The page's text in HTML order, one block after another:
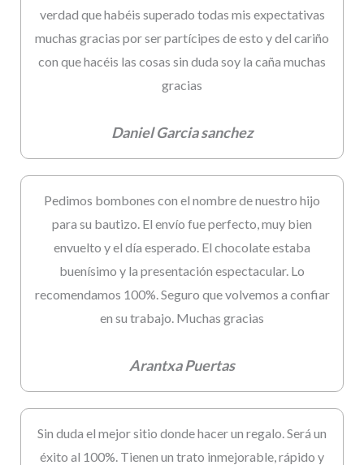
verdad que habéis superado todas mis expectativas
muchas gracias por ser partícipes de esto y del cariño
con que hacéis las cosas sin duda soy la caña muchas
gracias
Daniel Garcia sanchez
Pedimos bombones con el nombre de nuestro hijo
para su bautizo. El envío fue perfecto, muy bien
envuelto y el día esperado. El chocolate estaba
buenísimo y la presentación espectacular. Lo
recomendamos 100%. Seguro que volvemos a confiar
en su trabajo. Muchas gracias
Arantxa Puertas
Sin duda el mejor sitio donde hacer un regalo. Será un
éxito al 100%. Tienen un trato inmejorable, rápido y